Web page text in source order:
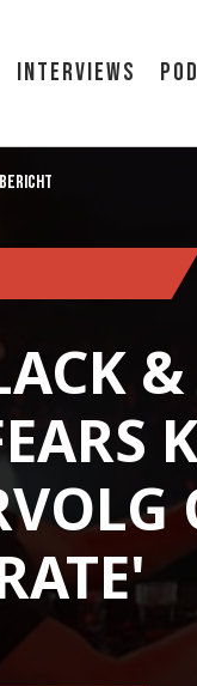
Interviews
&